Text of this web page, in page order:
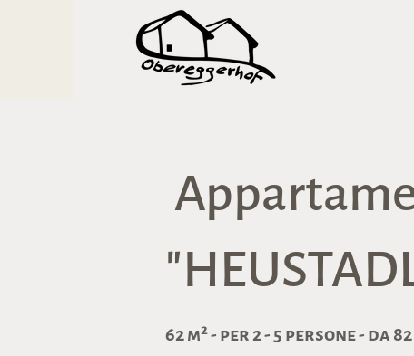
62 m² - per 2 - 5 persone - da